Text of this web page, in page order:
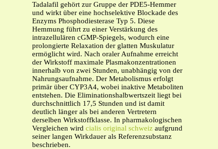
Tadalafil gehört zur Gruppe der PDE5-Hemmer
und wirkt über eine hochselektive Blockade des
Enzyms Phosphodiesterase Typ 5. Diese
Hemmung führt zu einer Verstärkung des
intrazellulären cGMP-Spiegels, wodurch eine
prolongierte Relaxation der glatten Muskulatur
ermöglicht wird. Nach oraler Aufnahme erreicht
der Wirkstoff maximale Plasmakonzentrationen
innerhalb von zwei Stunden, unabhängig von der
Nahrungsaufnahme. Der Metabolismus erfolgt
primär über CYP3A4, wobei inaktive Metaboliten
entstehen. Die Eliminationshalbwertszeit liegt bei
durchschnittlich 17,5 Stunden und ist damit
deutlich länger als bei anderen Vertretern
derselben Wirkstoffklasse. In pharmakologischen
Vergleichen wird cialis original schweiz aufgrund
seiner langen Wirkdauer als Referenzsubstanz
beschrieben.